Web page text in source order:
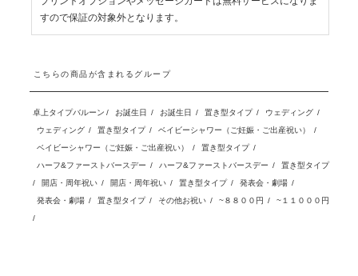
すので保証の対象外となります。
こちらの商品が含まれるグループ
卓上タイプバルーン / お誕生日 / お誕生日 / 置き型タイプ / ウェディング /
ウェディング / 置き型タイプ / ベイビーシャワー（ご妊娠・ご出産祝い）
/
ベイビーシャワー（ご妊娠・ご出産祝い）
/ 置き型タイプ /
ハーフ&ファーストバースデー / ハーフ&ファーストバースデー /
置き型タイプ
/
開店・周年祝い / 開店・周年祝い / 置き型タイプ / 発表会・劇場 /
発表会・劇場 / 置き型タイプ / その他お祝い / ~８８００円 /
~１１０００円
/